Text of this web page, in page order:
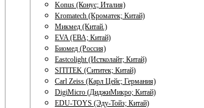
Konus (Конус; Италия)
Kromatech (Кроматек; Китай)
Микмед (Китай.)
EVA (ЕВА; Китай)
Биомед (Россия)
Eastcolight (Истколайт; Китай)
SITITEK (Сититек; Китай)
Carl Zeiss (Карл Цейс; Германия)
DigiMicro (ДиджиМикро; Китай)
EDU-TOYS (Эду-Тойз; Китай)